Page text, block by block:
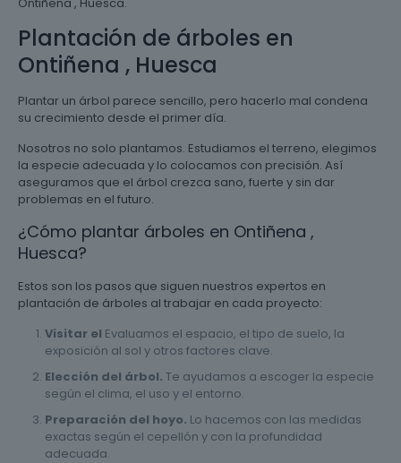
Plantación de árboles en
Ontiñena , Huesca
Plantar un árbol parece sencillo, pero hacerlo mal condena
su crecimiento desde el primer día.
Nosotros no solo plantamos. Estudiamos el terreno, elegimos
la especie adecuada y lo colocamos con precisión. Así
aseguramos que el árbol crezca sano, fuerte y sin dar
problemas en el futuro.
¿Cómo plantar árboles en Ontiñena ,
Huesca?
Estos son los pasos que siguen nuestros expertos en
plantación de árboles al trabajar en cada proyecto:
Visitar el Evaluamos el espacio, el tipo de suelo, la
exposición al sol y otros factores clave.
Elección del árbol. Te ayudamos a escoger la especie
según el clima, el uso y el entorno.
Preparación del hoyo. Lo hacemos con las medidas
exactas según el cepellón y con la profundidad
adecuada.